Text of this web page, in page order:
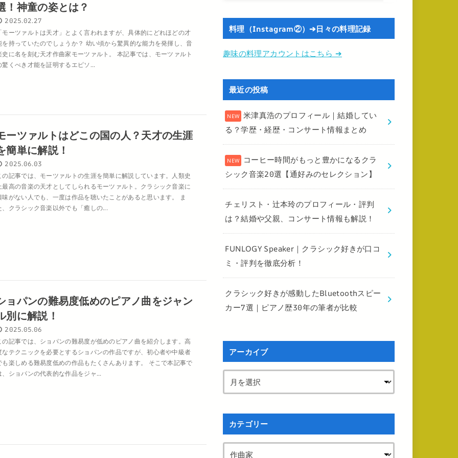
！神童の姿とは？
2025.02.27
モーツァルトは天才」とよく言われますが、具体的にどれほどの才
を持っていたのでしょうか？ 幼い頃から驚異的な能力を発揮し、音
史に名を刻む天才作曲家モーツァルト。 本記事では、モーツァルト
驚くべき才能を証明するエピソ...
ーツァルトはどこの国の人？天才の生涯
簡単に解説！
2025.06.03
の記事では、モーツァルトの生涯を簡単に解説しています。人類史
最高の音楽の天才としてしられるモーツァルト。クラシック音楽に
味がない人でも、一度は作品を聴いたことがあると思います。 ま
、クラシック音楽以外でも「癒しの...
ョパンの難易度低めのピアノ曲をジャン
別に解説！
2025.05.06
の記事では、ショパンの難易度が低めのピアノ曲を紹介します。高
なテクニックを必要とするショパンの作品ですが、初心者や中級者
も楽しめる難易度低めの作品もたくさんあります。 そこで本記事で
、ショパンの代表的な作品をジャ...
料理（Instagram②）➔日々の料理記録
趣味の料理アカウントはこちら ➔
最近の投稿
米津真浩のプロフィール｜結婚してい
る？学歴・経歴・コンサート情報まとめ
コーヒー時間がもっと豊かになるクラ
シック音楽20選【通好みのセレクション】
チェリスト・辻本玲のプロフィール・評判
は？結婚や父親、コンサート情報も解説！
FUNLOGY Speaker｜クラシック好きが口コ
ミ・評判を徹底分析！
クラシック好きが感動したBluetoothスピー
カー7選｜ピアノ歴30年の筆者が比較
アーカイブ
カテゴリー